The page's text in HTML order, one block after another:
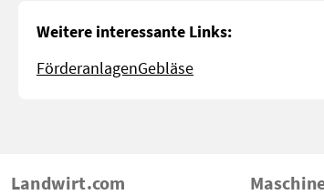
Weitere interessante Links:
FörderanlagenGebläse
Landwirt.com